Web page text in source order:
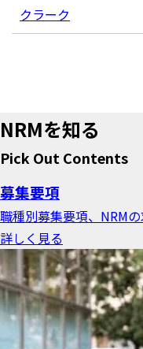
クラーク
NRMを知る
Pick Out Contents
募集要項
職種別募集要項、NRM
詳しく見る